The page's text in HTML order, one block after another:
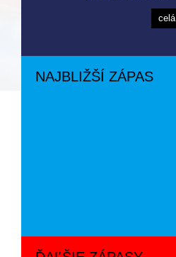
NAJBLIŽŠÍ ZÁPAS